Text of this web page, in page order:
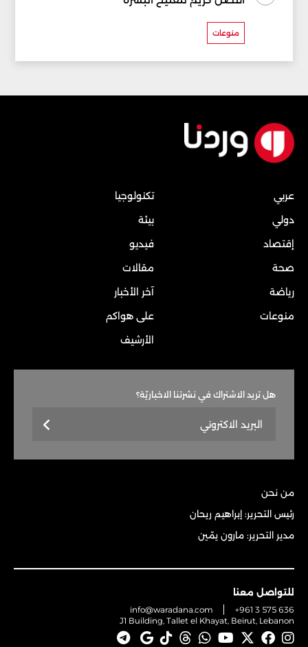
منوعات
عربي
دولي
إقتصاد
صحة
رياضة
منوعات
تكنولوجيا
بيئة
فيديو
مقالات
آخر الأخبار
على هواكم
الأرشيف
هل تريد الاشتراك في نشرتنا الاخباريّة؟
من نحن
رئيس التحرير: إبراهيم ريحان
مدير التحرير: مارون يمّين
للتواصل معنا
info@waradana.com
+961 3 575 636
J1 Building, Tallet el Khayat, Beirut, Lebanon